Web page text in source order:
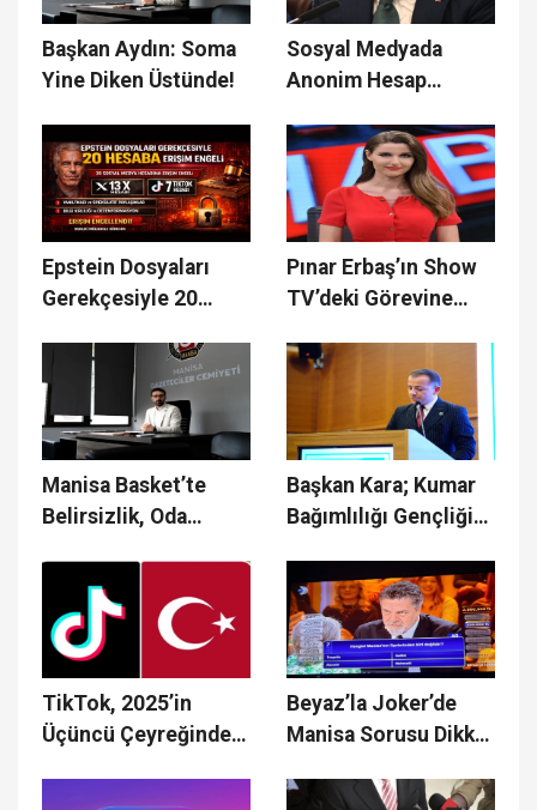
Başkan Aydın: Soma
Yine Diken Üstünde!
Sosyal Medyada
Anonim Hesap
Epstein Dosyaları
Gerekçesiyle 20
Pınar Erbaş’ın Show
TV’deki Görevine
Manisa Basket’te
Belirsizlik, Oda
Başkan Kara; Kumar
Bağımlılığı Gençliği
TikTok, 2025’in
Üçüncü Çeyreğinde
Videoyu Yayından
Beyaz’la Joker’de
Manisa Sorusu Dikkat